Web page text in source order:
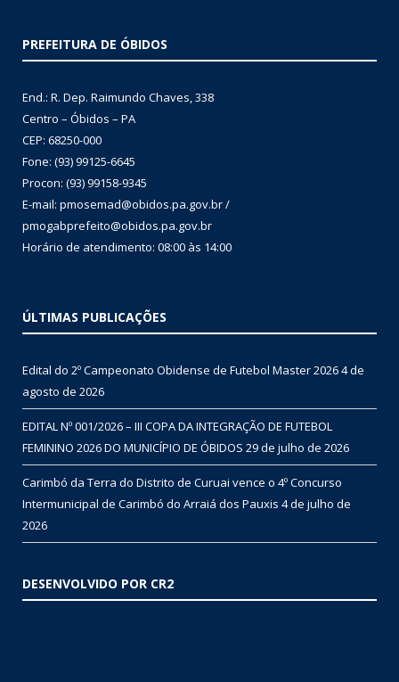
PREFEITURA DE ÓBIDOS
End.: R. Dep. Raimundo Chaves, 338
Centro – Óbidos – PA
CEP: 68250-000
Fone: (93) 99125-6645
Procon: (93) 99158-9345
E-mail: pmosemad@obidos.pa.gov.br /
pmogabprefeito@obidos.pa.gov.br
Horário de atendimento: 08:00 às 14:00
ÚLTIMAS PUBLICAÇÕES
Edital do 2º Campeonato Obidense de Futebol Master 20264 de
agosto de 2026
EDITAL Nº 001/2026 – III COPA DA INTEGRAÇÃO DE FUTEBOL
FEMININO 2026 DO MUNICÍPIO DE ÓBIDOS 29 de julho de 2026
Carimbó da Terra do Distrito de Curuai vence o 4º Concurso
Intermunicipal de Carimbó do Arraiá dos Pauxis 4 de julho de
2026
DESENVOLVIDO POR CR2